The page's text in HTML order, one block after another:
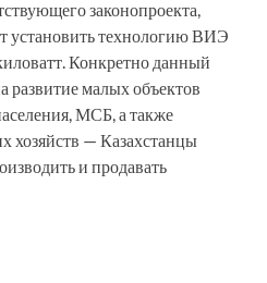
законопроекта,
установить технологию ВИЭ
Конкретно данный
развитие малых объектов
МСБ, а также
хозяйств — Казахстанцы
и продавать